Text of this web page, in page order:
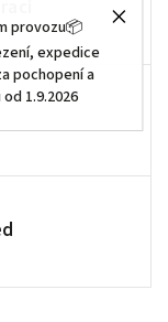
provozu📦
expedice
pochopení a
1.9.2026